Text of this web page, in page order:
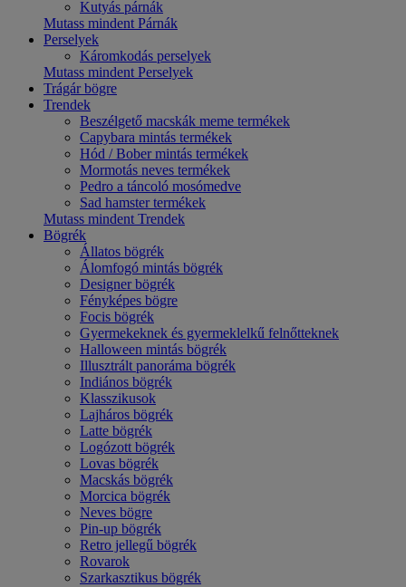
Kutyás párnák
Mutass mindent Párnák
Perselyek
Káromkodás perselyek
Mutass mindent Perselyek
Trágár bögre
Trendek
Beszélgető macskák meme termékek
Capybara mintás termékek
Hód / Bober mintás termékek
Mormotás neves termékek
Pedro a táncoló mosómedve
Sad hamster termékek
Mutass mindent Trendek
Bögrék
Állatos bögrék
Álomfogó mintás bögrék
Designer bögrék
Fényképes bögre
Focis bögrék
Gyermekeknek és gyermeklelkű felnőtteknek
Halloween mintás bögrék
Illusztrált panoráma bögrék
Indiános bögrék
Klasszikusok
Lajháros bögrék
Latte bögrék
Logózott bögrék
Lovas bögrék
Macskás bögrék
Morcica bögrék
Neves bögre
Pin-up bögrék
Retro jellegű bögrék
Rovarok
Szarkasztikus bögrék